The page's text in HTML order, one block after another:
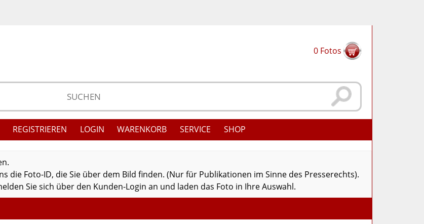
0 Fotos
REGISTRIEREN LOGIN WARENKORB SERVICE SHOP
die Foto-ID, die Sie über dem Bild finden. (Nur für Publikationen im Sinne des Presserechts).
Sie sich über den Kunden-Login an und laden das Foto in Ihre Auswahl.